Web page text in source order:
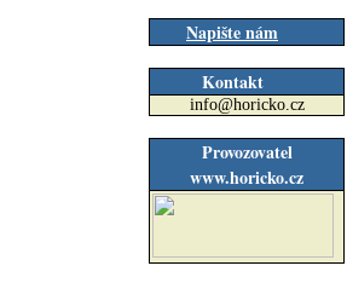
Napište nám
Kontakt
info@horicko.cz
Provozovatel
www.horicko.cz